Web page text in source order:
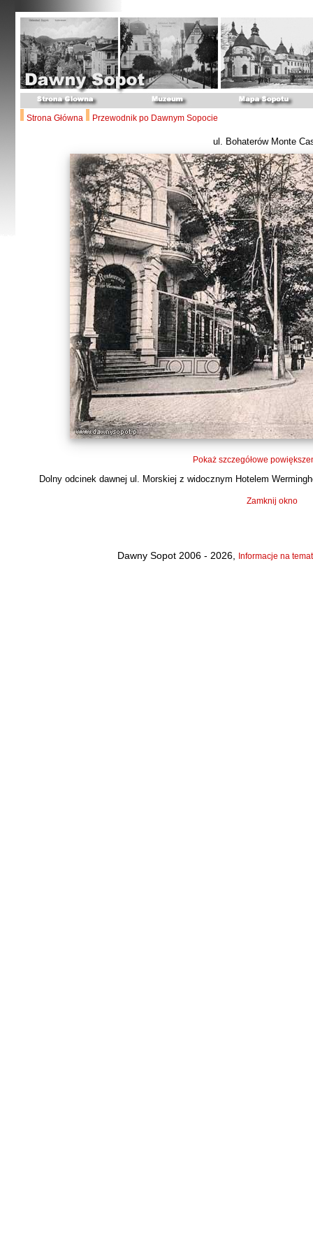
Strona Główna Przewodnik po Dawnym Sopocie
ul. Bohaterów Monte
Pokaż szczegółowe
Dolny odcinek dawnej ul. Morskiej z widocznym Hotelem
Zamknij okno
Dawny Sopot 2006 - 2026, Informacje na